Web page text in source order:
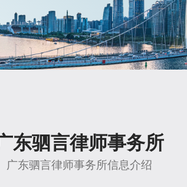
东驷言律师事务所
广东驷言律师事务所信息介绍